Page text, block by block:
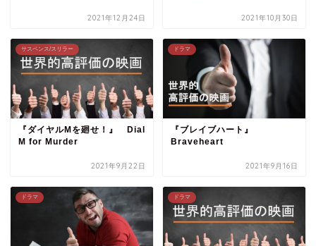
2021年12月24日 2021年10月30日
サスペンス/スリラー
『ダイヤルMを廻せ！』 Dial
M for Murder
2021年9月22日
ドラマ
『ブレイブハート』
Braveheart
2021年9月16日
ドラマ ドラマ